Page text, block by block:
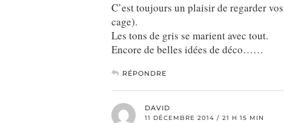
C’est toujours un plaisir de regarder
cage).
Les tons de gris se marient avec tout.
Encore de belles idées de déco……
RÉPONDRE
DAVID
11 DÉCEMBRE 2014 / 21 H 15 MIN